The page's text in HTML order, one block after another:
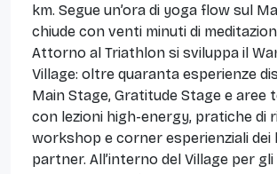
km. Segue un’ora di yoga flow sul
chiude con venti minuti di
Attorno al Triathlon si sviluppa il
Village: oltre quaranta esperienze
Main Stage, Gratitude Stage e aree
con lezioni high-energy, pratiche di
workshop e corner esperienziali dei
partner. All’interno del Village per